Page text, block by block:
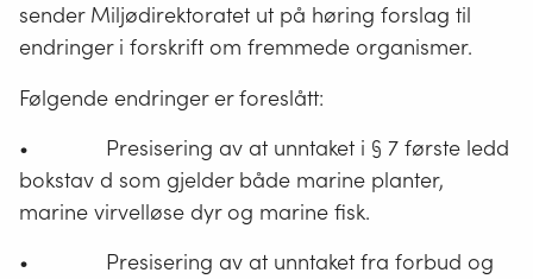
sender Miljødirektoratet ut på høring forslag til
endringer i forskrift om fremmede organismer.
Følgende endringer er foreslått:
• Presisering av at unntaket i § 7 første ledd
bokstav d som gjelder både marine planter,
marine virvelløse dyr og marine fisk.
• Presisering av at unntaket fra forbud og